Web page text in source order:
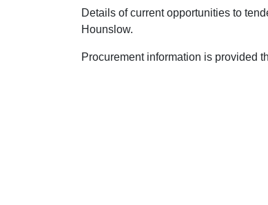
Details of current opportunities to
Hounslow.
Procurement information is provided